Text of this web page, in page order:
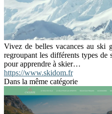
Vivez de belles vacances au ski
regroupant les différents types de
pour apprendre à skier…
https://www.skidom.fr
Dans la même catégorie